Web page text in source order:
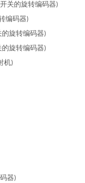
关的旋转编码器)
编码器)
的旋转编码器)
的旋转编码器)
机)
器)